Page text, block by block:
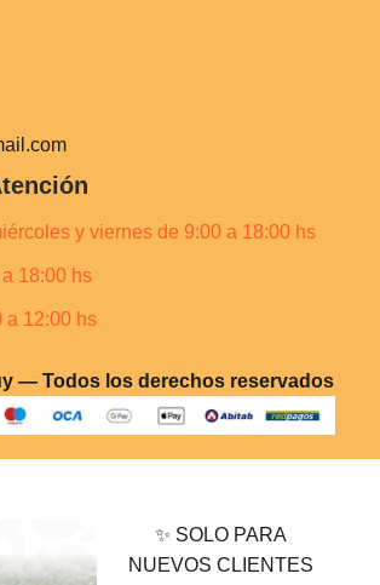
y viernes de 9:00 a 18:00 hs
18:00 hs
a 12:00 hs
— Todos los derechos reservados
✨ SOLO PARA
NUEVOS CLIENTES